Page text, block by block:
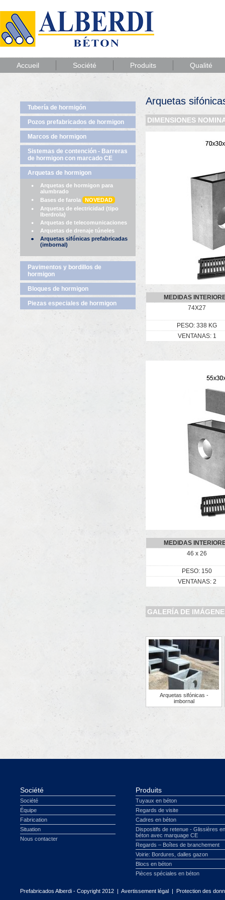
Accueil Société Produits Qualité
Tubería de hormigón
Pozos prefabricados de hormigon
Marcos de hormigon
Sistemas de contención - Barreras
de hormigon con marcado CE
Arquetas de hormigon
Arquetas de hormigon para
alumbrado
Bases de farola
NOVEDAD
Arquetas de electricidad (tipo
Iberdrola)
Arquetas de telecomunicaciones
Arquetas de drenaje túneles
Arquetas sifónicas prefabricadas
(imbornal)
Pavimentos y bordillos de
hormigon
Bloques de hormigon
Piezas especiales de hormigon
Arquetas
DIMENSIONES
MEDIDAS
74X27
PESO: 338 KG
VENTANAS: 1
MEDIDAS
46 x 26
PESO: 150
VENTANAS: 2
GALERÍA DE
Arquetas sifónicas -
imbornal
Société
Société
Équipe
Fabrication
Situation
Nous contacter
Produits
Tuyaux en béton
Regards de visite
Cadres en béton
Dispositifs de retenue - Glissières en
béton avec marquage CE
Regards – Boîtes de branchement
Voirie: Bordures, dalles gazon
Blocs en béton
Pièces spéciales en béton
Prefabricados Alberdi - Copyright 2012 | Avertissement légal | Protection des